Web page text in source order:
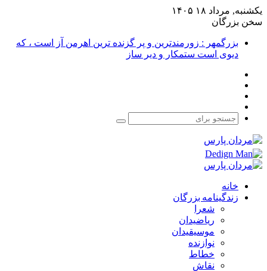
یکشنبه, مرداد ۱۸ ۱۴۰۵
سخن بزرگان
بزرگمهر : زورمندترین و پر گزنده ترین اهرمن آز است ، که
دیوی است ستمکار و دیر ساز
جستجو
خانه
زندگینامه بزرگان
شعرا
ریاضیدان
موسیقیدان
نوازنده
خطاط
نقاش